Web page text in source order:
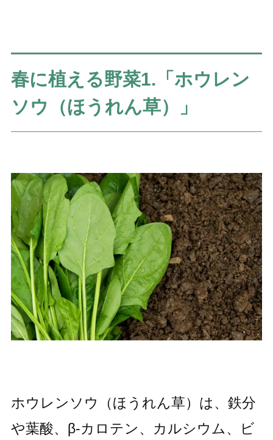
春に植える野菜1.「ホウレン
ソウ（ほうれん草）」
ホウレンソウ（ほうれん草）は、鉄分
や葉酸、β-カロテン、カルシウム、ビ